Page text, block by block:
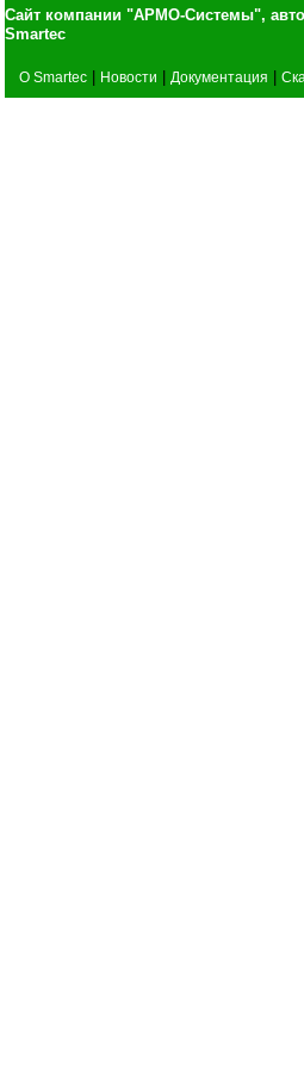
Сайт компании "АРМО-Системы",
Smartec
О Smartec Новости Документация